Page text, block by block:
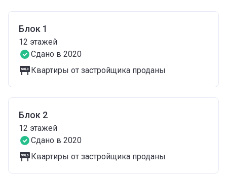
Блок 1
12 этажей
Сдано в 2020
Квартиры от застройщика проданы
Блок 2
12 этажей
Сдано в 2020
Квартиры от застройщика проданы